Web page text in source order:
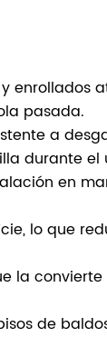
enrollados
pasada.
a
durante el
en
lo que
la
de